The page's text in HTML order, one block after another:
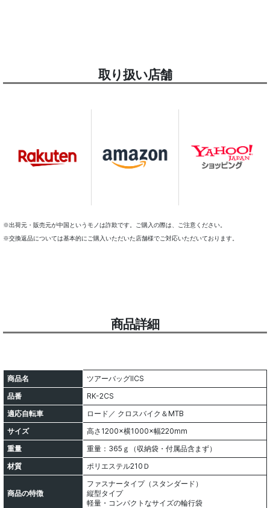
取り扱い店舗
※出荷元・販売元が中国というモノは詐欺です。ご購入の際は、ご注意ください。
※交換返品については基本的にご購入いただいた店舗様でご対応いただいております。
商品詳細
商品名
ツアーバッグⅡCS
品番
RK-2CS
適応自転車
ロード／ クロスバイク＆MTB
サイズ
高さ1200×横1000×幅220mm
重量
重量：365ｇ（収納袋・付属品含まず）
材質
ポリエステル210Ｄ
商品の特徴
ファスナータイプ（スタンダード）
縦型タイプ
軽量・コンパクトなサイズの輪行袋